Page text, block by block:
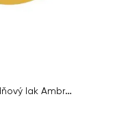
UpTo X Extended Nail Polish – 10 dňový lak Ambre 48, 9ml